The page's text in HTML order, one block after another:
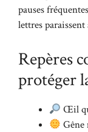
pauses
lettres
Repères
protéger
Œil
Gêne